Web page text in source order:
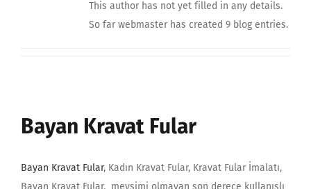
This author has not yet filled in any details.
So far webmaster has created 9 blog entries.
Bayan Kravat Fular
Bayan Kravat Fular, Kadın Kravat Fular, Kravat Fular İmalatı,
Bayan Kravat Fular, mevsimi olmayan son derece kullanışlı